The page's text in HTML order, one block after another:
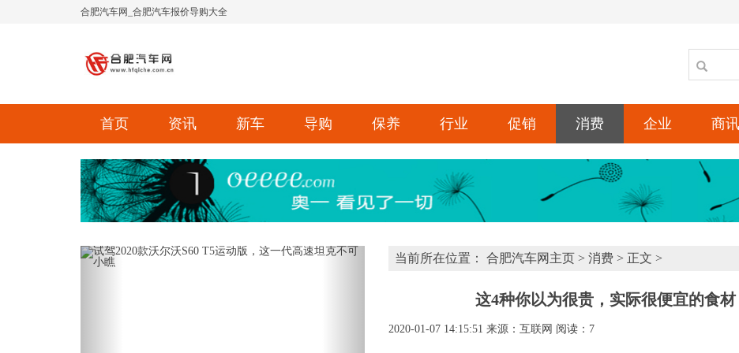
合肥汽车网_合肥汽车报价导购大全
首页 资讯 新车 导购 保养 行业 促销 消费 企业 商讯
Previous Next 当前所在位置： 合肥汽车网主页 > 消费 > 正文 >
这4种你以为很贵，实际很便宜的食
2020-01-07 14:15:51 来源：互联网 阅读：7